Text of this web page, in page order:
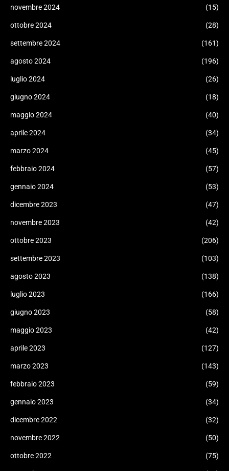
novembre 2024 (15)
ottobre 2024 (28)
settembre 2024 (161)
agosto 2024 (196)
luglio 2024 (26)
giugno 2024 (18)
maggio 2024 (40)
aprile 2024 (34)
marzo 2024 (45)
febbraio 2024 (57)
gennaio 2024 (53)
dicembre 2023 (47)
novembre 2023 (42)
ottobre 2023 (206)
settembre 2023 (103)
agosto 2023 (138)
luglio 2023 (166)
giugno 2023 (58)
maggio 2023 (42)
aprile 2023 (127)
marzo 2023 (143)
febbraio 2023 (59)
gennaio 2023 (34)
dicembre 2022 (32)
novembre 2022 (50)
ottobre 2022 (75)